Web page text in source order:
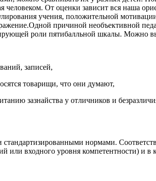
человеком. От оценки зависит вся наша
учения, положительной
причиной необъективной
роли пятибалльной шкалы. Можно
записей,
товарищи, что они думают,
зазнайства у отличников и
нормами.
или входного уровня компетентности) и в